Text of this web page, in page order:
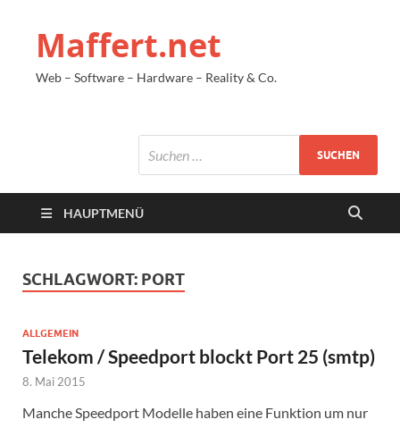
Maffert.net
Web – Software – Hardware – Reality & Co.
HAUPTMENÜ
SCHLAGWORT: PORT
ALLGEMEIN
Telekom / Speedport blockt Port 25 (smtp)
8. Mai 2015
Manche Speedport Modelle haben eine Funktion um nur